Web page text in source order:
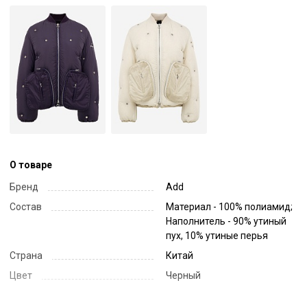
О товаре
Бренд
Add
Состав
Материал - 100% полиамид;
Наполнитель - 90% утиный
пух, 10% утиные перья
Страна
Китай
Цвет
Черный